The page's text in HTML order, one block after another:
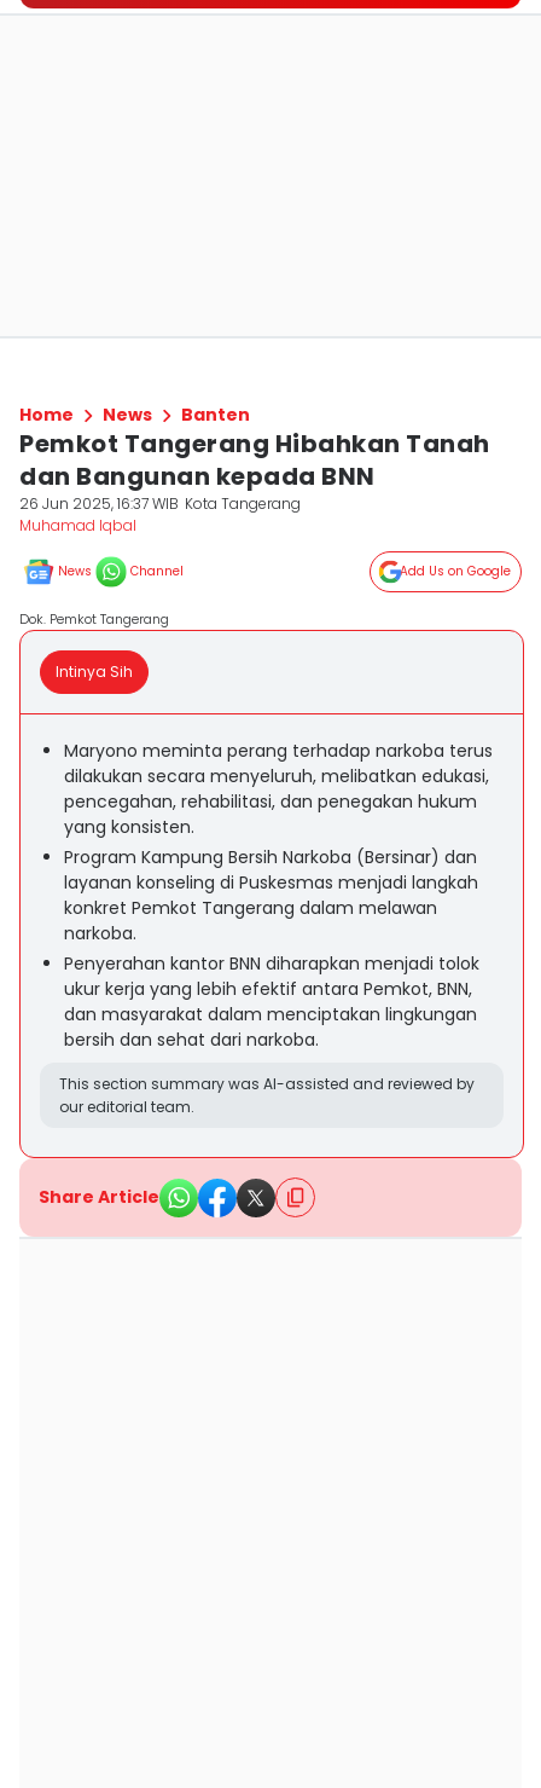
Home News Banten
Pemkot Tangerang Hibahkan Tanah
dan Bangunan kepada BNN
26 Jun 2025, 16:37 WIB Kota Tangerang
Muhamad Iqbal
News Channel Add Us on Google
Dok. Pemkot Tangerang
Intinya Sih
Maryono meminta perang terhadap narkoba terus
dilakukan secara menyeluruh, melibatkan edukasi,
pencegahan, rehabilitasi, dan penegakan hukum
yang konsisten.
Program Kampung Bersih Narkoba (Bersinar) dan
layanan konseling di Puskesmas menjadi langkah
konkret Pemkot Tangerang dalam melawan
narkoba.
Penyerahan kantor BNN diharapkan menjadi tolok
ukur kerja yang lebih efektif antara Pemkot, BNN,
dan masyarakat dalam menciptakan lingkungan
bersih dan sehat dari narkoba.
This section summary was AI-assisted and reviewed by
our editorial team.
Share Article